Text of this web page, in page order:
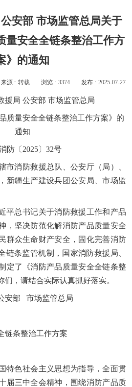
安部 市场监管总局关于
量安全全链条整治工作方
》的通知
来源 : 转载 浏览 : 3374 发布 : 2025-07-27
援局 公安部 市场监管总局
质量安全全链条整治工作方案》的
通知
防〔2025〕32号
市消防救援总队、公安厅（局）、
新疆生产建设兵团公安局、市场监
平总书记关于消防救援工作和产品
，坚决防范化解消防产品质量安全
群众生命财产安全，固化完善消防
链条监管机制，国家消防救援局、
定了《消防产品质量安全全链条整
，请结合实际认真抓好落实。
安部 市场监管总局
链条整治工作方案
特色社会主义思想为指导，全面贯
届三中全会精神，围绕消防产品质